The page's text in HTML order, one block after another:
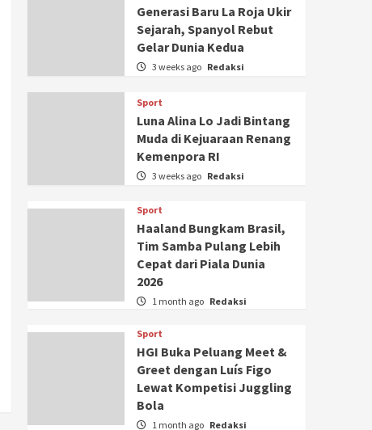
Generasi Baru La Roja Ukir
Sejarah, Spanyol Rebut
Gelar Dunia Kedua
3 weeks ago Redaksi
Sport
Luna Alina Lo Jadi Bintang
Muda di Kejuaraan Renang
Kemenpora RI
3 weeks ago Redaksi
Sport
Haaland Bungkam Brasil,
Tim Samba Pulang Lebih
Cepat dari Piala Dunia
2026
1 month ago Redaksi
Sport
HGI Buka Peluang Meet &
Greet dengan Luís Figo
Lewat Kompetisi Juggling
Bola
1 month ago Redaksi